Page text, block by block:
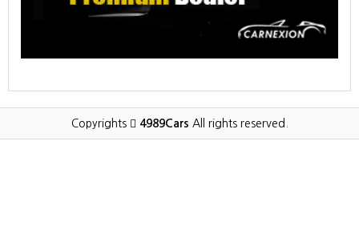
Copyrights 4989Cars All rights reserved.